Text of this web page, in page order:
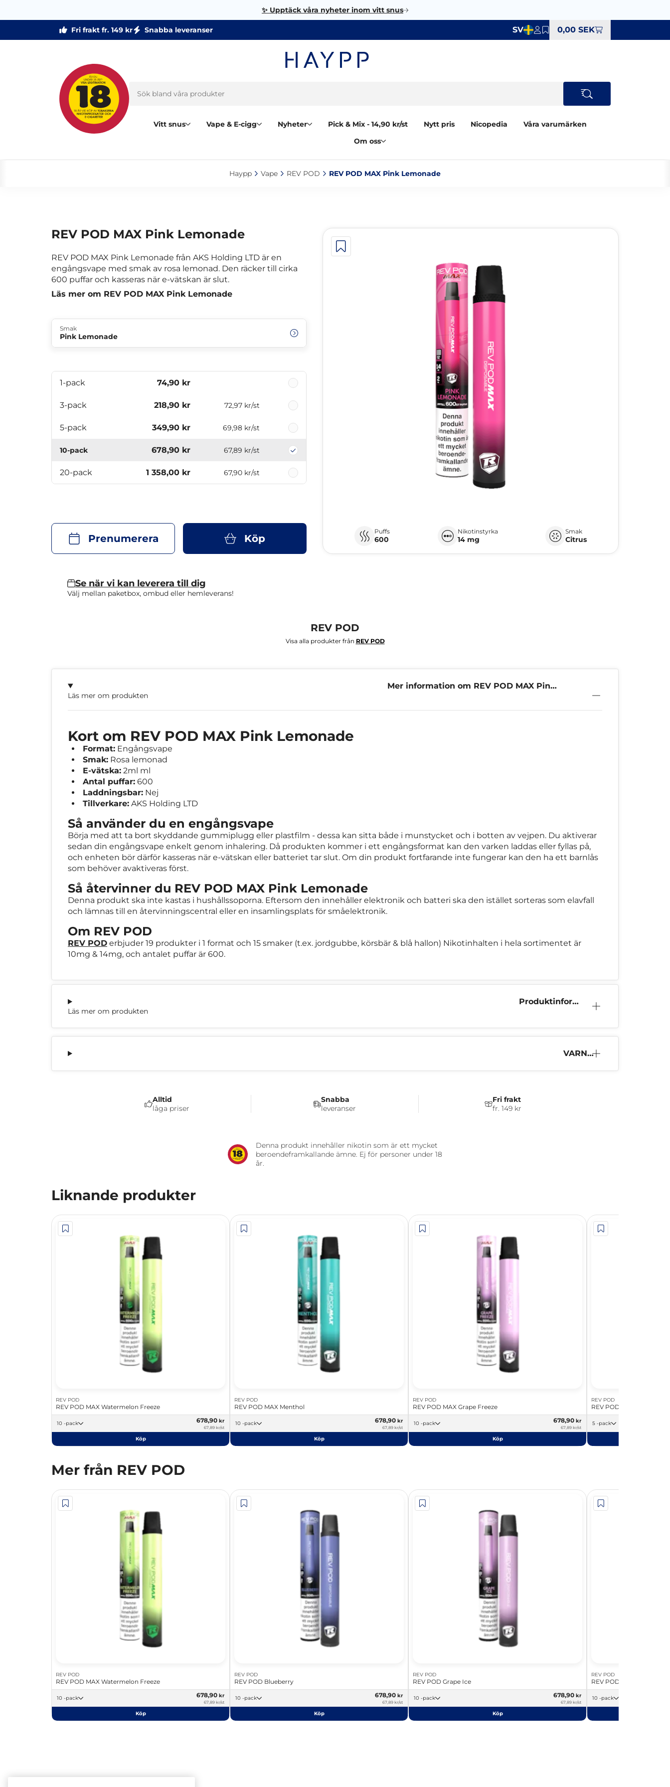
✨ Upptäck våra nyheter inom vitt snus
Fri frakt fr. 149 kr Snabba leveranser SV 0,00 SEK
Vitt snus Vape & E-cigg Nyheter Pick & Mix - 14,90 kr/st Nytt pris Nicopedia
Våra varumärken
Om oss
Haypp‎ Vape‎ REV POD‎ REV POD MAX Pink Lemonade‎
REV POD MAX Pink Lemonade
REV POD MAX Pink Lemonade från AKS Holding LTD är en
engångsvape med smak av rosa lemonad. Den räcker till cirka
600 puffar och kasseras när e-vätskan är slut.
Läs mer om REV POD MAX Pink Lemonade
Puffs
600
Nikotinstyrka
14 mg
Smak
Citrus
Smak
Pink Lemonade
1-pack 74,90 kr
3-pack 218,90 kr 72,97 kr/st
5-pack 349,90 kr 69,98 kr/st
10-pack 678,90 kr 67,89 kr/st
20-pack 1 358,00 kr 67,90 kr/st
Prenumerera Köp
Se när vi kan leverera till dig
Välj mellan paketbox, ombud eller hemleverans!
Mer information om REV POD MAX Pink
Läs mer om produkten
Kort om REV POD MAX Pink Lemonade
Format: Engångsvape
Smak: Rosa lemonad
E-vätska: 2ml ml
Antal puffar: 600
Laddningsbar: Nej
Tillverkare: AKS Holding LTD
Så använder du en engångsvape
Börja med att ta bort skyddande gummiplugg eller plastfilm - dessa kan sitta både i munstycket och i botten av vejpen. Du aktiverar
sedan din engångsvape enkelt genom inhalering. Då produkten kommer i ett engångsformat kan den varken laddas eller fyllas på,
och enheten bör därför kasseras när e-vätskan eller batteriet tar slut. Om din produkt fortfarande inte fungerar kan den ha ett barnlås
som behöver avaktiveras först.
Så återvinner du REV POD MAX Pink Lemonade
Denna produkt ska inte kastas i hushållssoporna. Eftersom den innehåller elektronik och batteri ska den istället sorteras som elavfall
och lämnas till en återvinningscentral eller en insamlingsplats för småelektronik.
Om REV POD
REV POD erbjuder 19 produkter i 1 format och 15 smaker (t.ex. jordgubbe, körsbär & blå hallon) Nikotinhalten i hela sortimentet är
10mg & 14mg, och antalet puffar är 600.
Produktinform
Läs mer om produkten
VARNI
REV POD
Visa alla produkter från REV POD
Alltid
låga priser
Snabba
leveranser
Fri frakt
fr. 149 kr
Denna produkt innehåller nikotin som är ett mycket
beroendeframkallande ämne. Ej för personer under 18
år.
Liknande produkter
REV POD
REV POD MAX Watermelon Freeze
10 -pack 678,90 kr
67,89 kr/st
Köp
REV POD
REV POD MAX Menthol
10 -pack 678,90 kr
67,89 kr/st
Köp
REV POD
REV POD MAX Grape Freeze
10 -pack 678,90 kr
67,89 kr/st
Köp
REV POD
REV POD MAX Cherry
5 -pack
Mer från REV POD
REV POD
REV POD MAX Watermelon Freeze
10 -pack 678,90 kr
67,89 kr/st
Köp
REV POD
REV POD Blueberry
10 -pack 678,90 kr
67,89 kr/st
Köp
REV POD
REV POD Grape Ice
10 -pack 678,90 kr
67,89 kr/st
Köp
REV POD
REV POD Pineapple Ice
10 -pack